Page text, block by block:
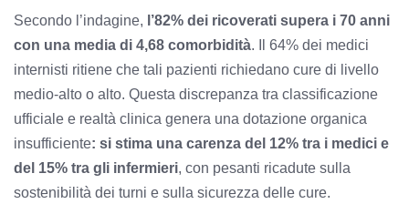
Secondo l’indagine, l’82% dei ricoverati supera i 70 anni
con una media di 4,68 comorbidità. Il 64% dei medici
internisti ritiene che tali pazienti richiedano cure di livello
medio-alto o alto. Questa discrepanza tra classificazione
ufficiale e realtà clinica genera una dotazione organica
insufficiente: si stima una carenza del 12% tra i medici e
del 15% tra gli infermieri, con pesanti ricadute sulla
sostenibilità dei turni e sulla sicurezza delle cure.